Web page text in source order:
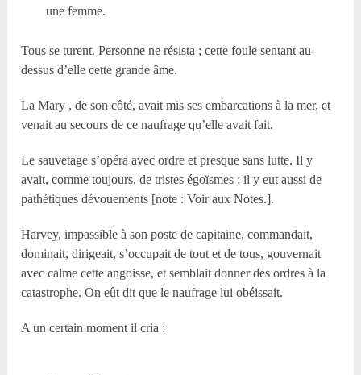
une femme.
Tous se turent. Personne ne résista ; cette foule sentant au-
dessus d’elle cette grande âme.
La Mary , de son côté, avait mis ses embarcations à la mer, et
venait au secours de ce naufrage qu’elle avait fait.
Le sauvetage s’opéra avec ordre et presque sans lutte. Il y
avait, comme toujours, de tristes égoïsmes ; il y eut aussi de
pathétiques dévouements [note : Voir aux Notes.].
Harvey, impassible à son poste de capitaine, commandait,
dominait, dirigeait, s’occupait de tout et de tous, gouvernait
avec calme cette angoisse, et semblait donner des ordres à la
catastrophe. On eût dit que le naufrage lui obéissait.
A un certain moment il cria :